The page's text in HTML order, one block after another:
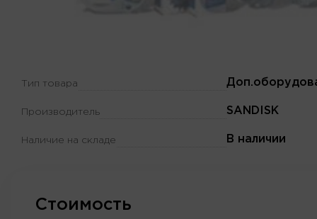
Тип товара
Производитель SANDISK
Наличие на складе В наличии
Стоимость